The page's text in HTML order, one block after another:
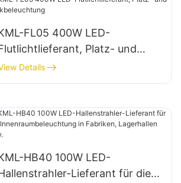
FL05 400W LED-
Platz- und
Details
HB40 100W LED-
Lieferant für die